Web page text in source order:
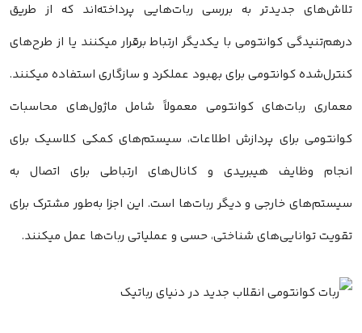
تلاش‌های جدیدتر به بررسی ربات‌هایی پرداخته‌اند که از طریق
درهم‌تنیدگی کوانتومی با یکدیگر ارتباط برقرار میکنند یا از طرح‌های
کنترل‌شده کوانتومی برای بهبود عملکرد و سازگاری استفاده میکنند.
معماری ربات‌های کوانتومی معمولاً شامل ماژول‌های محاسبات
کوانتومی برای پردازش اطلاعات، سیستم‌های کمکی کلاسیک برای
انجام وظایف هیبریدی و کانال‌های ارتباطی برای اتصال به
سیستم‌های خارجی و دیگر ربات‌ها است. این اجزا به‌طور مشترک برای
تقویت توانایی‌های شناختی، حسی و عملیاتی ربات‌ها عمل میکنند.